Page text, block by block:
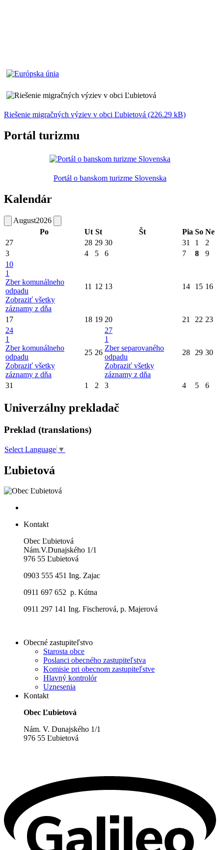
Riešenie migračných výziev v obci Ľubietová (226.29 kB)
Portál turizmu
Portál o banskom turizme Slovenska
Kalendár
August2026
Po
Ut St Št Pia So Ne
27
28 29 30 31 1
2
3
4 5 6 7 8
9
10
1
Zber komunálneho
odpadu
Zobraziť všetky
záznamy z dňa
11 12 13 14 15 16
17 18 19 20 21 22 23
24
1
Zber komunálneho
odpadu
Zobraziť všetky
záznamy z dňa
25 26
27
1
Zber separovaného
odpadu
Zobraziť všetky
záznamy z dňa
28 29 30
31 1 2 3 4 5 6
Univerzálny prekladač
Preklad (translations)
Select Language ▼
Ľubietová
Kontakt
Obec Ľubietová
Nám.V.Dunajského 1/1
976 55 Ľubietová
0903 555 451 Ing. Zajac
0911 697 652 p. Kútna
0911 297 141 Ing. Fischerová, p. Majerová
Obecné zastupiteľstvo
Starosta obce
Poslanci obecného zastupiteľstva
Komisie pri obecnom zastupiteľstve
Hlavný kontrolór
Uznesenia
Kontakt
Obec Ľubietová
Nám. V. Dunajského 1/1
976 55 Ľubietová